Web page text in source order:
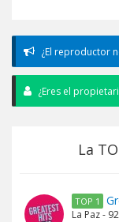
¿El reproductor
¿Eres el
La
TOP 1
La Paz -